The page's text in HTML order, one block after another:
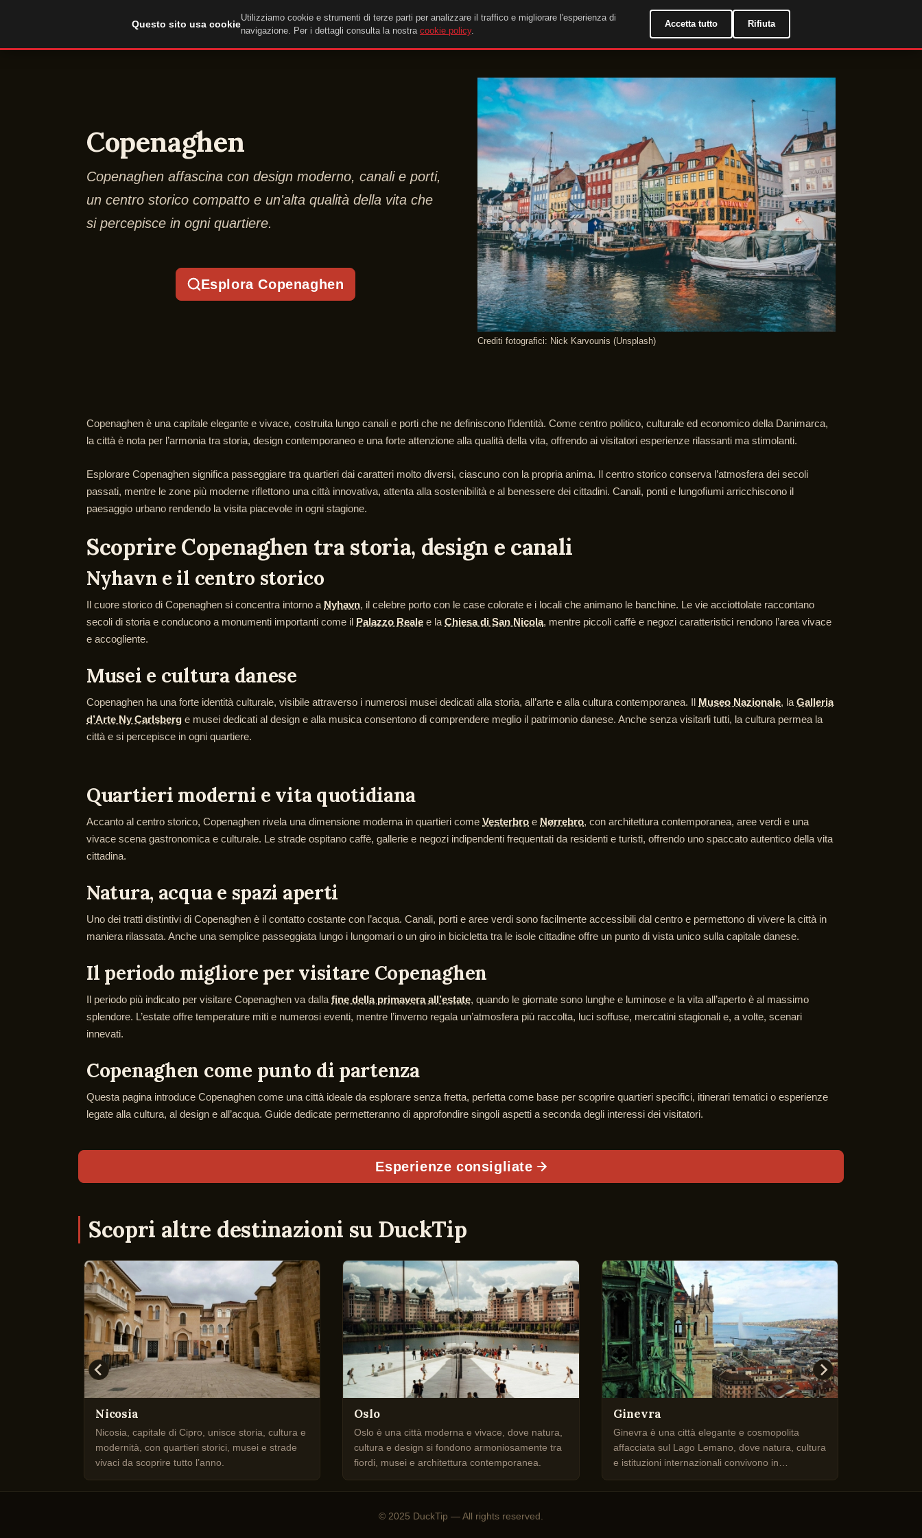
DuckTip.com
Crediti fotografici: Nick Karvounis (Unsplash)
Copenaghen
Copenaghen affascina con design moderno, canali e porti,
un centro storico compatto e un'alta qualità della vita che
si percepisce in ogni quartiere.
Esplora Copenaghen
Copenaghen è una capitale elegante e vivace, costruita lungo canali e porti che ne definiscono l’identità. Come centro politico, culturale ed economico della Danimarca,
la città è nota per l’armonia tra storia, design contemporaneo e una forte attenzione alla qualità della vita, offrendo ai visitatori esperienze rilassanti ma stimolanti.
Esplorare Copenaghen significa passeggiare tra quartieri dai caratteri molto diversi, ciascuno con la propria anima. Il centro storico conserva l’atmosfera dei secoli
passati, mentre le zone più moderne riflettono una città innovativa, attenta alla sostenibilità e al benessere dei cittadini. Canali, ponti e lungofiumi arricchiscono il
paesaggio urbano rendendo la visita piacevole in ogni stagione.
Scoprire Copenaghen tra storia, design e canali
Nyhavn e il centro storico
Il cuore storico di Copenaghen si concentra intorno a Nyhavn, il celebre porto con le case colorate e i locali che animano le banchine. Le vie acciottolate raccontano
secoli di storia e conducono a monumenti importanti come il Palazzo Reale e la Chiesa di San Nicola, mentre piccoli caffè e negozi caratteristici rendono l’area vivace
e accogliente.
Musei e cultura danese
Copenaghen ha una forte identità culturale, visibile attraverso i numerosi musei dedicati alla storia, all’arte e alla cultura contemporanea. Il Museo Nazionale, la Galleria
d’Arte Ny Carlsberg e musei dedicati al design e alla musica consentono di comprendere meglio il patrimonio danese. Anche senza visitarli tutti, la cultura permea la
città e si percepisce in ogni quartiere.
Quartieri moderni e vita quotidiana
Accanto al centro storico, Copenaghen rivela una dimensione moderna in quartieri come Vesterbro e Nørrebro, con architettura contemporanea, aree verdi e una
vivace scena gastronomica e culturale. Le strade ospitano caffè, gallerie e negozi indipendenti frequentati da residenti e turisti, offrendo uno spaccato autentico della vita
cittadina.
Natura, acqua e spazi aperti
Uno dei tratti distintivi di Copenaghen è il contatto costante con l’acqua. Canali, porti e aree verdi sono facilmente accessibili dal centro e permettono di vivere la città in
maniera rilassata. Anche una semplice passeggiata lungo i lungomari o un giro in bicicletta tra le isole cittadine offre un punto di vista unico sulla capitale danese.
Il periodo migliore per visitare Copenaghen
Il periodo più indicato per visitare Copenaghen va dalla fine della primavera all’estate, quando le giornate sono lunghe e luminose e la vita all’aperto è al massimo
splendore. L’estate offre temperature miti e numerosi eventi, mentre l’inverno regala un’atmosfera più raccolta, luci soffuse, mercatini stagionali e, a volte, scenari
innevati.
Copenaghen come punto di partenza
Questa pagina introduce Copenaghen come una città ideale da esplorare senza fretta, perfetta come base per scoprire quartieri specifici, itinerari tematici o esperienze
legate alla cultura, al design e all’acqua. Guide dedicate permetteranno di approfondire singoli aspetti a seconda degli interessi dei visitatori.
Esperienze consigliate
Scopri altre destinazioni su DuckTip
Nicosia
Nicosia, capitale di Cipro, unisce storia, cultura e
modernità, con quartieri storici, musei e strade
vivaci da scoprire tutto l’anno.
Oslo
Oslo è una città moderna e vivace, dove natura,
cultura e design si fondono armoniosamente tra
fiordi, musei e architettura contemporanea.
Ginevra
Ginevra è una città elegante e cosmopolita
affacciata sul Lago Lemano, dove natura, cultura
e istituzioni internazionali convivono in
© 2025 DuckTip — All rights reserved.
Questo sito usa cookie
Utilizziamo cookie e strumenti di terze parti per analizzare il traffico e migliorare l'esperienza di
navigazione. Per i dettagli consulta la nostra cookie policy.
Accetta tutto Rifiuta